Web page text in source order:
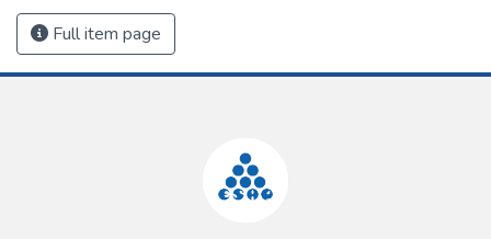
Full item page